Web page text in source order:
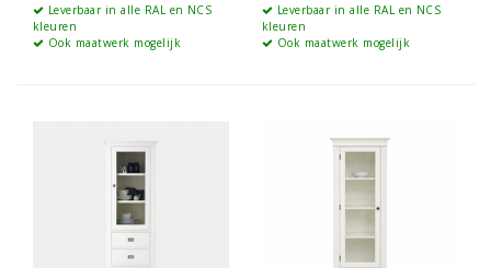
Leverbaar in alle RAL en NCS
kleuren
Ook maatwerk mogelijk
Leverbaar in alle RAL en NCS
kleuren
Ook maatwerk mogelijk